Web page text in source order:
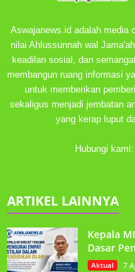
Aswajanews.id adalah media
nilai Ahlussunnah wal
keadilan sosial, dan
membangun ruang informasi
untuk memberikan
sekaligus menjadi jembatan
yang kerap luput
Hubungi kami:
ARTIKEL LAINNYA
Kepala
Dasar
Aktual 7